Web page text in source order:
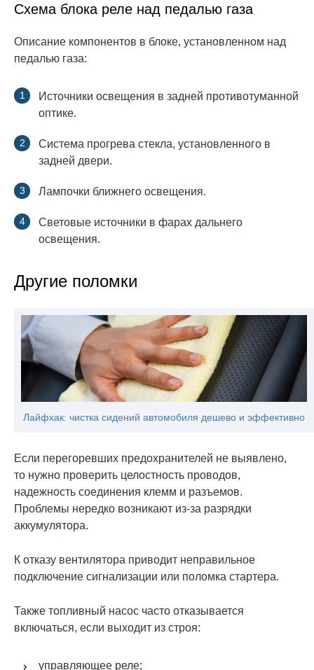
Схема блока реле над педалью газа
Описание компонентов в блоке, установленном над
педалью газа:
Источники освещения в задней противотуманной
оптике.
Система прогрева стекла, установленного в
задней двери.
Лампочки ближнего освещения.
Световые источники в фарах дальнего
освещения.
Другие поломки
Лайфхак: чистка сидений автомобиля дешево и эффективно
Если перегоревших предохранителей не выявлено,
то нужно проверить целостность проводов,
надежность соединения клемм и разъемов.
Проблемы нередко возникают из-за разрядки
аккумулятора.
К отказу вентилятора приводит неправильное
подключение сигнализации или поломка стартера.
Также топливный насос часто отказывается
включаться, если выходит из строя:
управляющее реле;